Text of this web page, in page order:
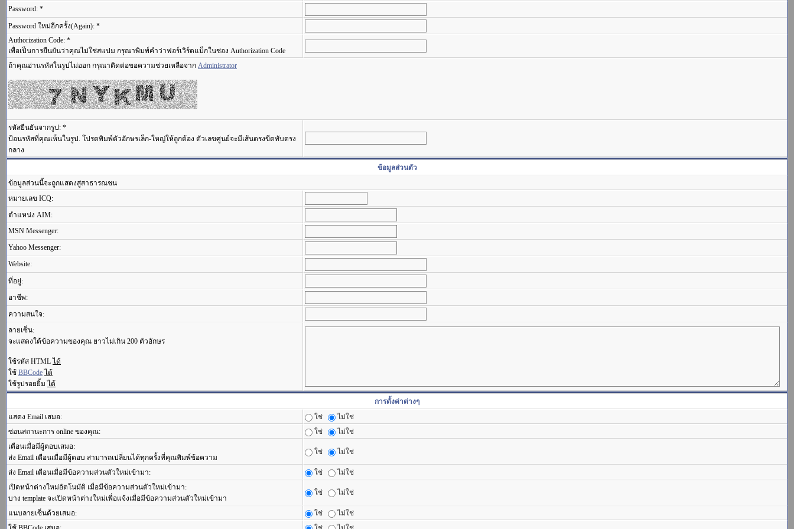
Password: *
Password ใหม่อีกครั้ง(Again): *
Authorization Code: *
เพื่อเป็นการยืนยันว่าคุณไม่ใช่สแปม กรุณาพิมพ์คำว่าฟอร์เวิร์ดแม็กในช่อง Authorization Code
ถ้าคุณอ่านรหัสในรูปไม่ออก กรุณาติดต่อขอความช่วยเหลือจาก Administrator
รหัสยืนยันจากรูป: *
ป้อนรหัสที่คุณเห็นในรูป. โปรดพิมพ์ตัวอักษรเล็ก-ใหญ่ให้ถูกต้อง ตัวเลขศูนย์จะมีเส้นตรงขีดทับตรง
กลาง
ข้อมูลส่วนตัว
ข้อมูลส่วนนี้จะถูกแสดงสู่สาธารณชน
หมายเลข ICQ:
ตำแหน่ง AIM:
MSN Messenger:
Yahoo Messenger:
Website:
ที่อยู่:
อาชีพ:
ความสนใจ:
ลายเซ็น:
จะแสดงใต้ข้อความของคุณ ยาวไม่เกิน 200 ตัวอักษร
ใช้รหัส HTML ได้
ใช้ BBCode ได้
ใช้รูปรอยยิ้ม ได้
การตั้งค่าต่างๆ
แสดง Email เสมอ:
ใช่
ไม่ใช่
ซ่อนสถานะการ online ของคุณ:
ใช่
ไม่ใช่
เตือนเมื่อมีผู้ตอบเสมอ:
ส่ง Email เตือนเมื่อมีผู้ตอบ สามารถเปลี่ยนได้ทุกครั้งที่คุณพิมพ์ข้อความ
ใช่ ไม่ใช่
ส่ง Email เตือนเมื่อมีข้อความส่วนตัวใหม่เข้ามา: ใช่
ไม่ใช่
เปิดหน้าต่างใหม่อัตโนมัติ เมื่อมีข้อความส่วนตัวใหม่เข้ามา:
บาง template จะเปิดหน้าต่างใหม่เพื่อแจ้งเมื่อมีข้อความส่วนตัวใหม่เข้ามา
ใช่ ไม่ใช่
แนบลายเซ็นด้วยเสมอ: ใช่
ไม่ใช่